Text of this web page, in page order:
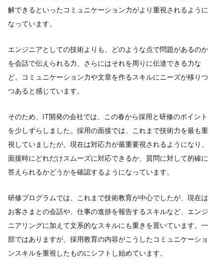
解できるといったコミュニケーション力がより重視されるように
なっています。
エンジニアとしての技術よりも、どのような点で問題があるのか
を会話で伝えられる力、さらにはそれを周りに伝達できる力な
ど、コミュニケーション力や文章を作るスキルにニーズが移りつ
つあると感じています。
そのため、IT開発の会社では、この春から採用と研修のポイント
を少しずらしました。採用の面接では、これまで技術力を最も重
視していましたが、現在は対応力が最重要視されるようになり、
面接時にどれだけスムーズに対応できるか、質問に対して的確に
答えられるかどうかを確認するようになっています。
研修プログラムでは、これまで技術教育が中心でしたが、現在は
お客さまとの会話や、仕事の進捗を報告するスキルなど、エンジ
ニアリングに加えて文系的なスキルにも重きを置いています。一
部ではありますが、採用教育の内容がこうしたコミュニケーショ
ンスキルを重視したものにシフトし始めています。